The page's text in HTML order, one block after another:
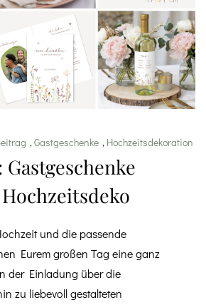
,Gastgeschenke , Hochzeitsdekoration
und die passende
Eurem großen Tag eine ganz
der Einladung über die
zu liebevoll gestalteten